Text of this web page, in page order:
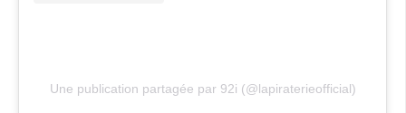
Une publication partagée par 92i (@lapiraterieofficial)